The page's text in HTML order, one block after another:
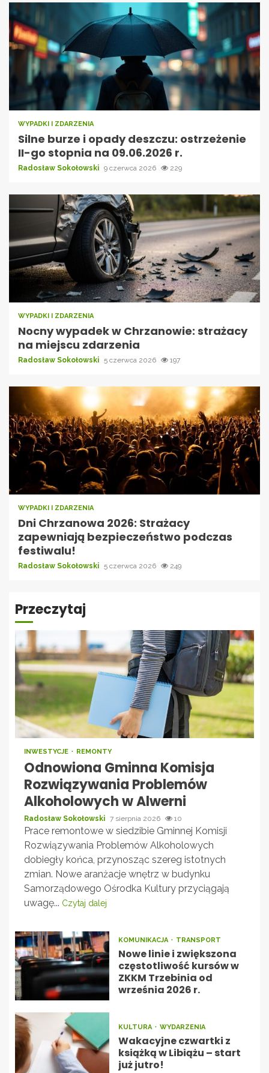
WYPADKI I ZDARZENIA
Silne burze i opady deszczu: ostrzeżenie
II-go stopnia na 09.06.2026 r.
Radosław Sokołowski 9 czerwca 2026 229
WYPADKI I ZDARZENIA
Nocny wypadek w Chrzanowie: strażacy
na miejscu zdarzenia
Radosław Sokołowski 5 czerwca 2026 197
WYPADKI I ZDARZENIA
Dni Chrzanowa 2026: Strażacy
zapewniają bezpieczeństwo podczas
festiwalu!
Radosław Sokołowski 5 czerwca 2026 249
Przeczytaj
INWESTYCJE REMONTY
Odnowiona Gminna Komisja
Rozwiązywania Problemów
Alkoholowych w Alwerni
Radosław Sokołowski 7 sierpnia 2026 10
Prace remontowe w siedzibie Gminnej Komisji
Rozwiązywania Problemów Alkoholowych
dobiegły końca, przynosząc szereg istotnych
zmian. Nowe aranżacje wnętrz w budynku
Samorządowego Ośrodka Kultury przyciągają
uwagę... Czytaj dalej
KOMUNIKACJA TRANSPORT
Nowe linie i zwiększona
częstotliwość kursów w
ZKKM Trzebinia od
września 2026 r.
KULTURA WYDARZENIA
Wakacyjne czwartki z
książką w Libiążu – start
już jutro!